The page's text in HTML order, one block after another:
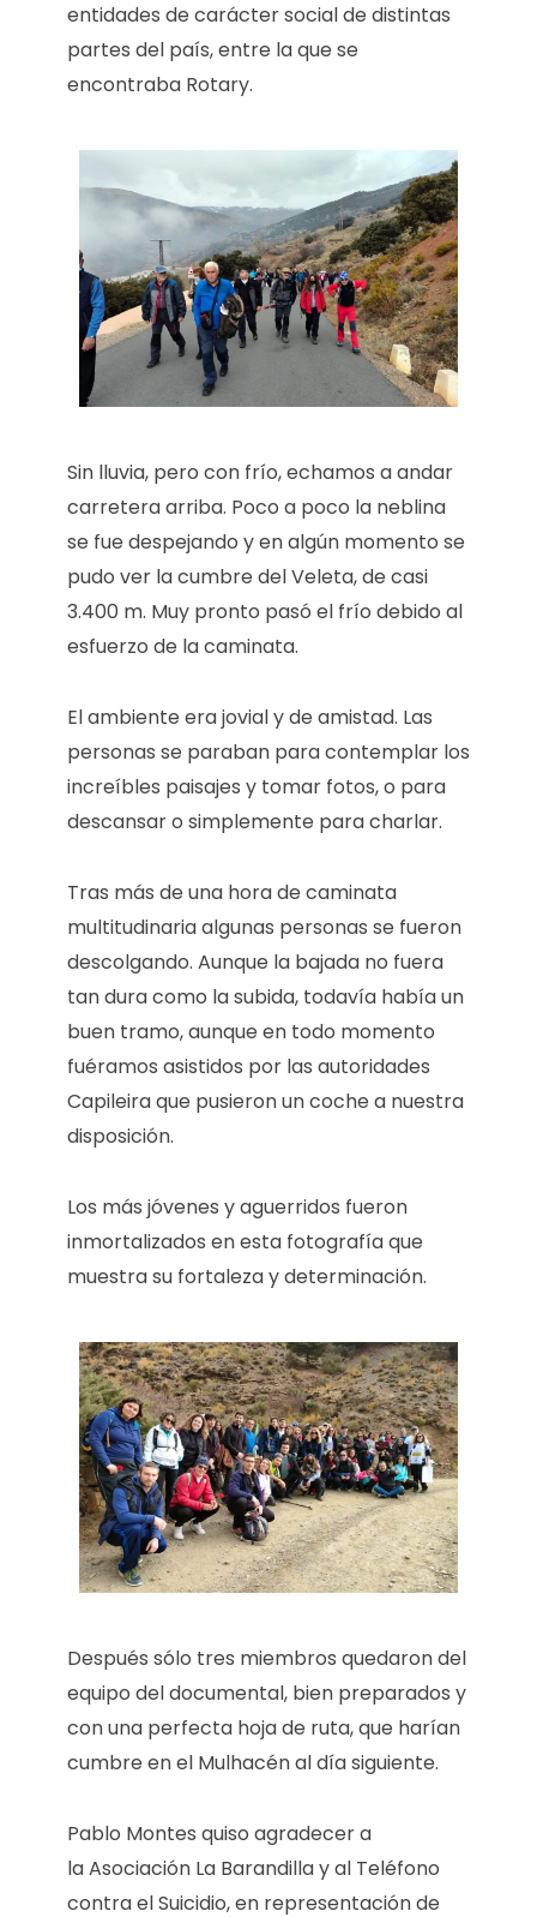
entidades de carácter social de distintas
partes del país, entre la que se
encontraba Rotary.
Sin lluvia, pero con frío, echamos a andar
carretera arriba. Poco a poco la neblina
se fue despejando y en algún momento se
pudo ver la cumbre del Veleta, de casi
3.400 m. Muy pronto pasó el frío debido al
esfuerzo de la caminata.
El ambiente era jovial y de amistad. Las
personas se paraban para contemplar los
increíbles paisajes y tomar fotos, o para
descansar o simplemente para charlar.
Tras más de una hora de caminata
multitudinaria algunas personas se fueron
descolgando. Aunque la bajada no fuera
tan dura como la subida, todavía había un
buen tramo, aunque en todo momento
fuéramos asistidos por las autoridades
Capileira que pusieron un coche a nuestra
disposición.
Los más jóvenes y aguerridos fueron
inmortalizados en esta fotografía que
muestra su fortaleza y determinación.
Después sólo tres miembros quedaron del
equipo del documental, bien preparados y
con una perfecta hoja de ruta, que harían
cumbre en el Mulhacén al día siguiente.
Pablo Montes quiso agradecer a
la Asociación La Barandilla y al Teléfono
contra el Suicidio, en representación de